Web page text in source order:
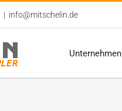
| info@mitschelin.de
Unternehmen